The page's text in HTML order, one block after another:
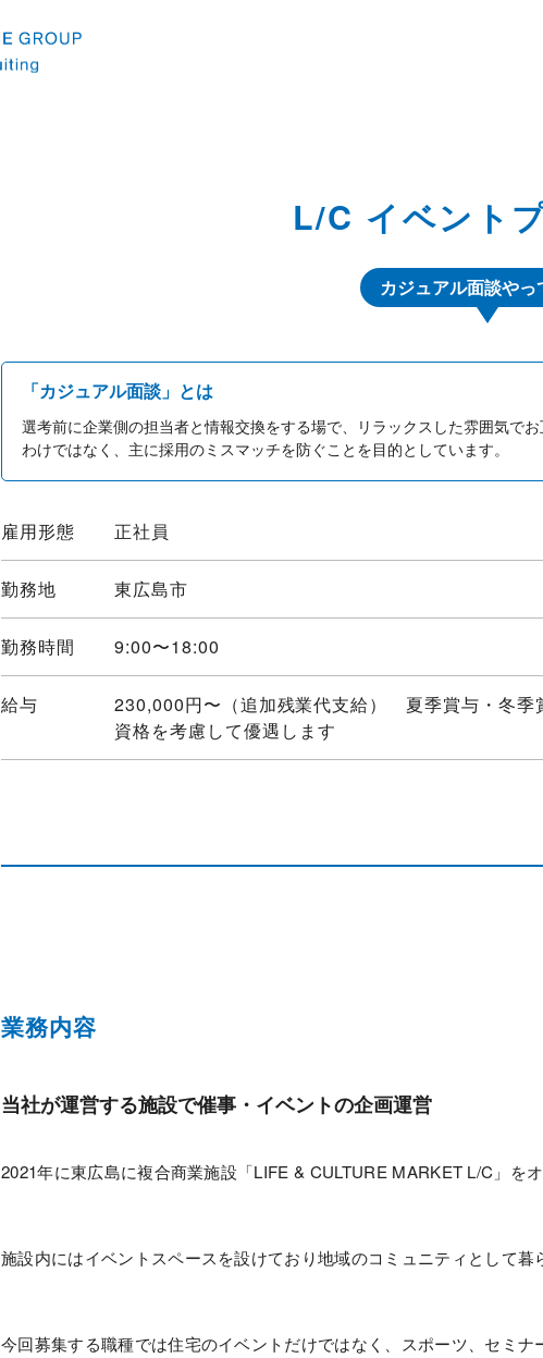
L/C イベント
カジュアル面談やっ
「カジュアル面談」とは
選考前に企業側の担当者と情報交換をする場で、リラックスした雰囲気で
わけではなく、主に採用のミスマッチを防ぐことを目的としています。
雇用形態 正社員
勤務地 東広島市
勤務時間 9:00〜18:00
給与
230,000円〜（追加残業代支給） 夏季賞与・冬季
資格を考慮して優遇します
業務内容
当社が運営する施設で催事・イベントの企画運営
2021年に東広島に複合商業施設「LIFE & CULTURE MARKET L/C」をオ
施設内にはイベントスペースを設けており地域のコミュニティとして暮
今回募集する職種では住宅のイベントだけではなく、スポーツ、セミ